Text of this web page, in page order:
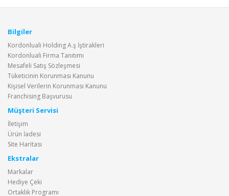
Bilgiler
Kordonluali Holding A.ş İştirakleri
Kordonluali Firma Tanıtımı
Mesafeli Satış Sözleşmesi
Tüketicinin Korunması Kanunu
Kişisel Verilerin Korunması Kanunu
Franchising Başvurusu
Müşteri Servisi
İletişim
Ürün İadesi
Site Haritası
Ekstralar
Markalar
Hediye Çeki
Ortaklık Programı